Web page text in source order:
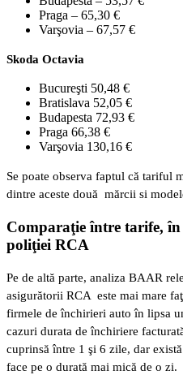
Praga – 65,30 €
Varşovia – 67,57 €
Skoda Octavia
Bucureşti 50,48 €
Bratislava 52,05 €
Budapesta 72,93 €
Praga 66,38 €
Varşovia 130,16 €
Se poate observa faptul că tariful
dintre aceste două mărcii si
Comparaţie între tarife, în
poliţiei RCA
Pe de altă parte, analiza BAAR
asigurătorii RCA este mai mare
firmele de închirieri auto în lipsa
cazuri durata de închiriere
cuprinsă între 1 şi 6 zile, dar
face pe o durată mai mică de o zi.